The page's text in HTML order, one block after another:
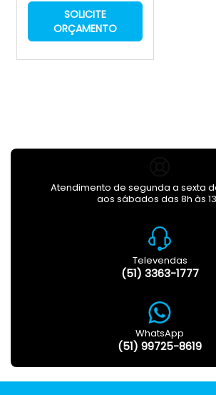
SOLICITE
ORÇAMENTO
Atendimento de segunda a sexta
aos sábados das 8h às
Televendas
(51) 3363-1777
WhatsApp
(51) 99725-8619